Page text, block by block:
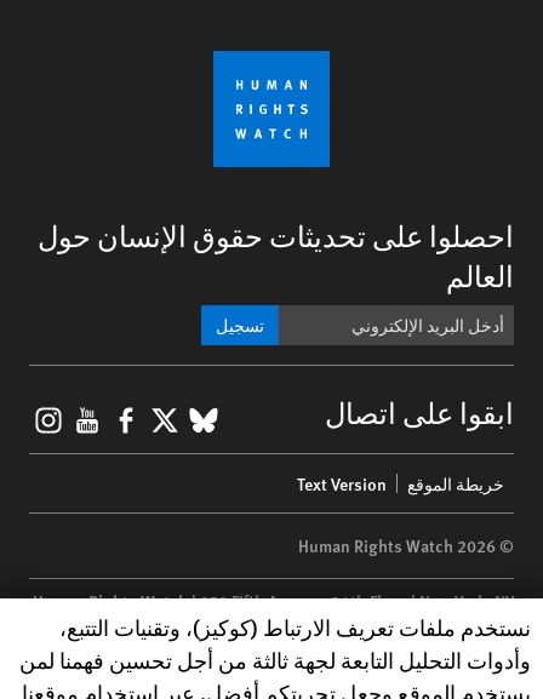
احصلوا على تحديثات حقوق الإنسان حول
العالم
تسجيل
ابقوا على اتصال BlueSky
X
menu
خريطة الموقع Text Version
© 2026 Human Rights Watch
Human Rights Watch| 350 Fifth Avenue, 34th Floor | New York,NY
10118-3299 USA|t 1.212.290.4700
Human Rights Watchis a 501(C)(3) nonprofit registered in the US
Human Rights Watch cookie preferences
نستخدم ملفات تعريف الارتباط (كوكيز)، وتقنيات التتبع،
وأدوات التحليل التابعة لجهة ثالثة من أجل تحسين فهمنا لمن
يستخدم الموقع وجعل تجربتكم أفضل. عبر استخدام موقعنا